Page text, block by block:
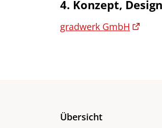
4. Konzept,
gradwerk GmbH
Übersicht